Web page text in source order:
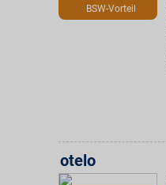
BSW-Vorteil
otelo